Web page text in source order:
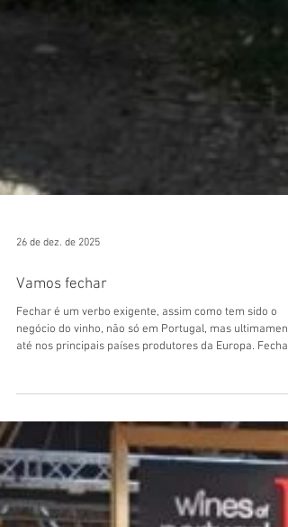
26 de dez. de 2025
até nos principais países produtores da Europa. Fechar
uma palavra pequena, mas que vem sempre carregada
de grandes emoções. Fechar é difícil. Se tudo fosse
provavelmente não estaríamos aqui. Nunca virámos as
costas aos desafios e nunca baixamos os braços.
Sempre acreditámos que seria possível. Nunca